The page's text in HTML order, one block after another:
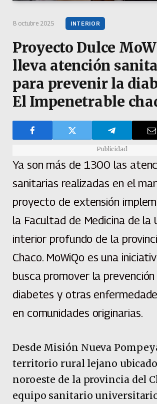
8 octubre 2025 INTERIOR
Proyecto Dulce
lleva atención
para prevenir la
El Impenetrable
Publicidad
Ya son más de 1300 las
sanitarias realizadas en el
proyecto de extensión
la Facultad de Medicina de la
interior profundo de la
Chaco. MoWiQo es una
busca promover la
diabetes y otras
en comunidades originarias.
Desde Misión Nueva
territorio rural lejano
noroeste de la provincia del
equipo sanitario